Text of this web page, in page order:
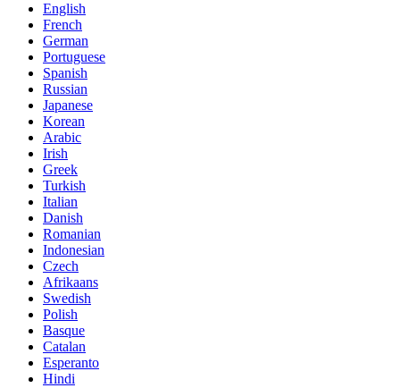
English
French
German
Portuguese
Spanish
Russian
Japanese
Korean
Arabic
Irish
Greek
Turkish
Italian
Danish
Romanian
Indonesian
Czech
Afrikaans
Swedish
Polish
Basque
Catalan
Esperanto
Hindi